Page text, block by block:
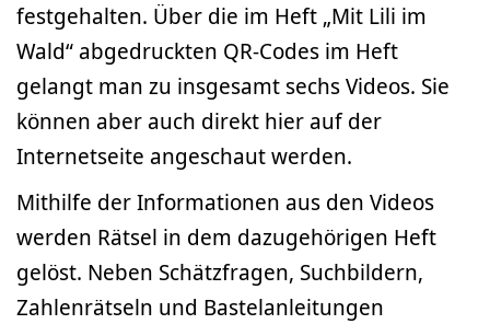
festgehalten. Über die im Heft „Mit Lili im
Wald“ abgedruckten QR-Codes im Heft
gelangt man zu insgesamt sechs Videos. Sie
können aber auch direkt hier auf der
Internetseite angeschaut werden.
Mithilfe der Informationen aus den Videos
werden Rätsel in dem dazugehörigen Heft
gelöst. Neben Schätzfragen, Suchbildern,
Zahlenrätseln und Bastelanleitungen